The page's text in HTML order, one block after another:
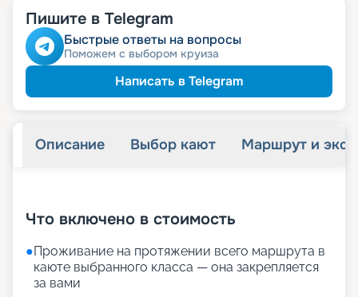
Скидка пенсионерам
Пишите в Telegram
Быстрые ответы на вопросы
Поможем с выбором круиза
Написать в Telegram
Описание Выбор кают Маршрут и
Что включено в стоимость
●Проживание на протяжении всего маршрута в
каюте выбранного класса — она закрепляется
за вами